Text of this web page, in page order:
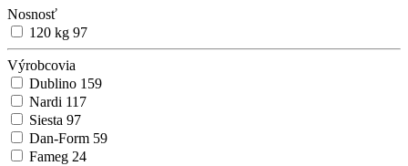
Nosnosť
120 kg 97
Výrobcovia
Dublino 159
Nardi 117
Siesta 97
Dan-Form 59
Fameg 24